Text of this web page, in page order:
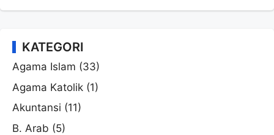
KATEGORI
Agama Islam (33)
Agama Katolik (1)
Akuntansi (11)
B. Arab (5)